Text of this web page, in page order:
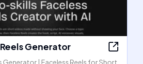
Generator
Generator | Faceless Reels for Short